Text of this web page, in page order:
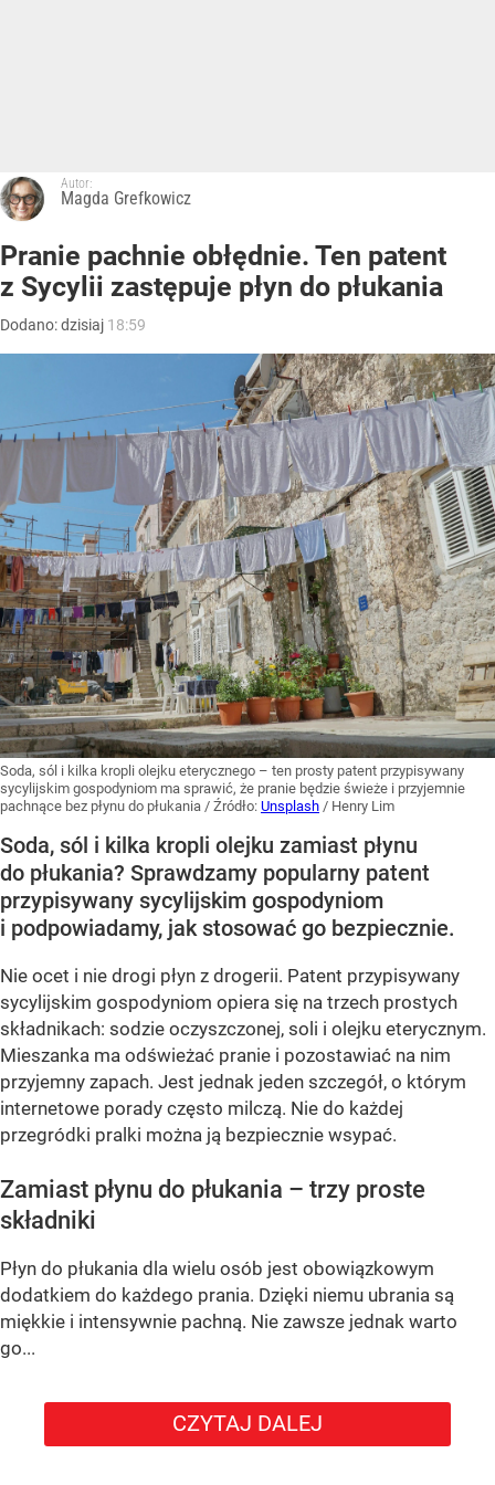
Autor:
Magda Grefkowicz
Pranie pachnie obłędnie. Ten patent
z Sycylii zastępuje płyn do płukania
Dodano:dzisiaj 18:59
Soda, sól i kilka kropli olejku eterycznego – ten prosty patent przypisywany
sycylijskim gospodyniom ma sprawić, że pranie będzie świeże i przyjemnie
pachnące bez płynu do płukania / Źródło: Unsplash / Henry Lim
Soda, sól i kilka kropli olejku zamiast płynu
do płukania? Sprawdzamy popularny patent
przypisywany sycylijskim gospodyniom
i podpowiadamy, jak stosować go bezpiecznie.
Nie ocet i nie drogi płyn z drogerii. Patent przypisywany
sycylijskim gospodyniom opiera się na trzech prostych
składnikach: sodzie oczyszczonej, soli i olejku eterycznym.
Mieszanka ma odświeżać pranie i pozostawiać na nim
przyjemny zapach. Jest jednak jeden szczegół, o którym
internetowe porady często milczą. Nie do każdej
przegródki pralki można ją bezpiecznie wsypać.
Zamiast płynu do płukania – trzy proste
składniki
Płyn do płukania dla wielu osób jest obowiązkowym
dodatkiem do każdego prania. Dzięki niemu ubrania są
miękkie i intensywnie pachną. Nie zawsze jednak warto
go...
CZYTAJ DALEJ